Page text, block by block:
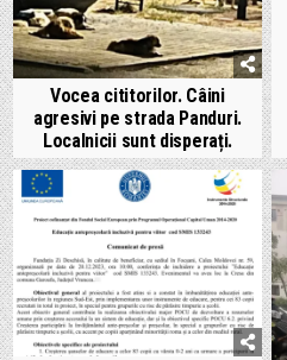
Vocea cititorilor. Câini
agresivi pe strada Panduri.
Localnicii sunt disperați.